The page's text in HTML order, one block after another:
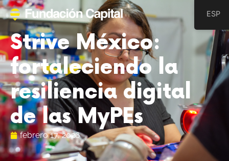
Strive México:
fortaleciendo la
resiliencia digital
de las MyPEs
febrero 17, 2026
ESP